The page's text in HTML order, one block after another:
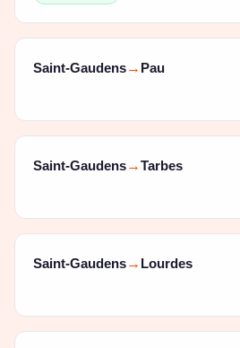
Saint-Gaudens→ Pau
Saint-Gaudens→Tarbes
Saint-Gaudens→ Lourdes